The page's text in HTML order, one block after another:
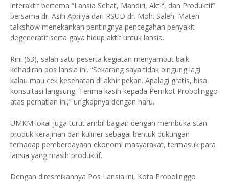
interaktif bertema “Lansia Sehat, Mandiri, Aktif, dan Produktif”
bersama dr. Asih Aprilya dari RSUD dr. Moh. Saleh. Materi
talkshow menekankan pentingnya pencegahan penyakit
degeneratif serta gaya hidup aktif untuk lansia.
Rini (63), salah satu peserta kegiatan menyambut baik
kehadiran pos lansia ini. “Sekarang saya tidak bingung lagi
kalau mau cek kesehatan di akhir pekan. Apalagi gratis, bisa
konsultasi langsung. Terima kasih kepada Pemkot Probolinggo
atas perhatian ini,” ungkapnya dengan haru.
UMKM lokal juga turut ambil bagian dengan membuka stan
produk kerajinan dan kuliner sebagai bentuk dukungan
terhadap pemberdayaan ekonomi masyarakat, termasuk para
lansia yang masih produktif.
Dengan diresmikannya Pos Lansia ini, Kota Probolinggo